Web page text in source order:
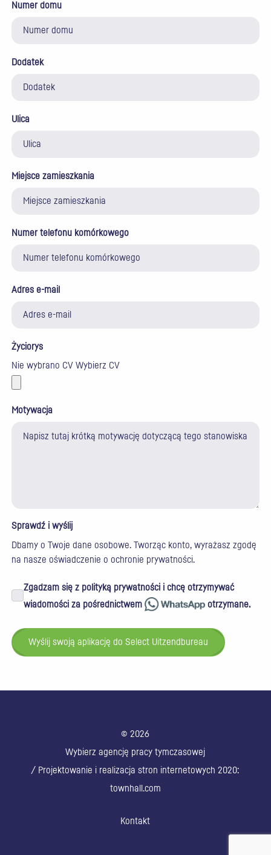
Numer domu
Dodatek
Ulica
Miejsce zamieszkania
Numer telefonu komórkowego
Adres e-mail
Życiorys
Nie wybrano CV Wybierz CV
Motywacja
Sprawdź i wyślij
Dbamy o Twoje dane osobowe. Tworząc konto, wyrażasz zgodę
na nasze oświadczenie o ochronie prywatności.
Zgadzam się z polityką prywatności i chcę otrzymywać
wiadomości za pośrednictwem
otrzymane.
Wyślij swoją aplikację do Select Uitzendbureau
© 2026
Wybierz agencję pracy tymczasowej
/ Projektowanie i realizacja stron internetowych 2020:
townhall.com
Kontakt